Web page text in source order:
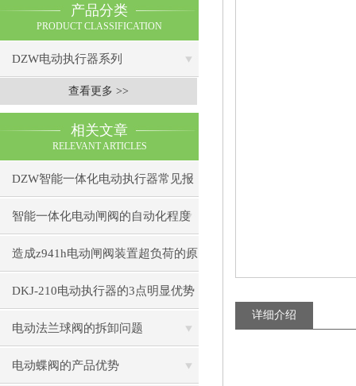
产品分类
PRODUCT CLASSIFICATION
DZW电动执行器系列
查看更多 >>
相关文章
RELEVANT ARTICLES
DZW智能一体化电动执行器常见报
警代码及处理方法
智能一体化电动闸阀的自动化程度
如何？
造成z941h电动闸阀装置超负荷的原
因
DKJ-210电动执行器的3点明显优势
电动法兰球阀的拆卸问题
电动蝶阀的产品优势
详细介绍